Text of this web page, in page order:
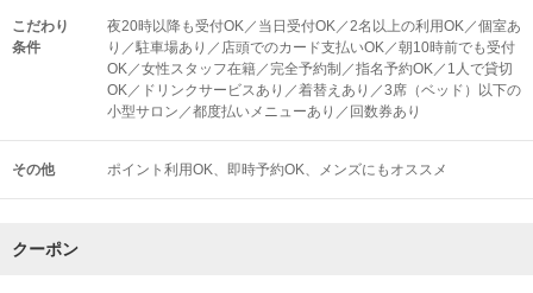
こだわり
条件
夜20時以降も受付OK／当日受付OK／2名以上の利用OK／個室あ
り／駐車場あり／店頭でのカード支払いOK／朝10時前でも受付
OK／女性スタッフ在籍／完全予約制／指名予約OK／1人で貸切
OK／ドリンクサービスあり／着替えあり／3席（ベッド）以下の
小型サロン／都度払いメニューあり／回数券あり
その他 ポイント利用OK 即時予約OK メンズにもオススメ
クーポン